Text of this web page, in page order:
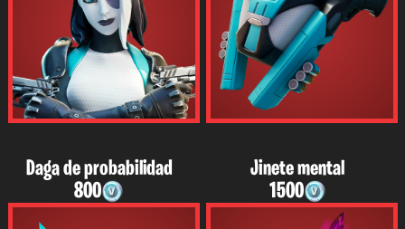
Daga de probabilidad
800
Jinete mental
1500